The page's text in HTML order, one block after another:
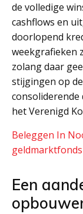
de volledige
cashflows en
doorlopend
weekgrafieken
zolang daar
stijgingen op
consoliderende
het Verenigd
Beleggen In
geldmarktfonds
Een